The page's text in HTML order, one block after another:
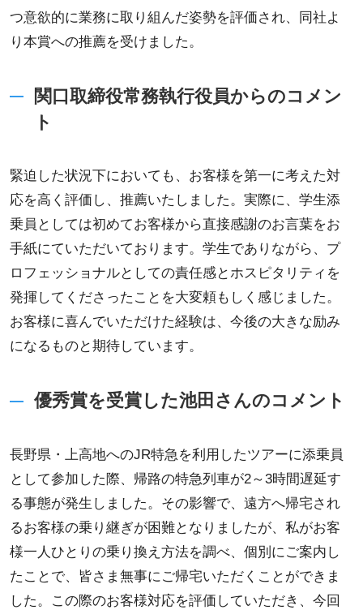
つ意欲的に業務に取り組んだ姿勢を評価され、同社よ
り本賞への推薦を受けました。
関口取締役常務執行役員からのコメン
ト
緊迫した状況下においても、お客様を第一に考えた対
応を高く評価し、推薦いたしました。実際に、学生添
乗員としては初めてお客様から直接感謝のお言葉をお
手紙にていただいております。学生でありながら、プ
ロフェッショナルとしての責任感とホスピタリティを
発揮してくださったことを大変頼もしく感じました。
お客様に喜んでいただけた経験は、今後の大きな励み
になるものと期待しています。
優秀賞を受賞した池田さんのコメント
長野県・上高地へのJR特急を利用したツアーに添乗員
として参加した際、帰路の特急列車が2～3時間遅延す
る事態が発生しました。その影響で、遠方へ帰宅され
るお客様の乗り継ぎが困難となりましたが、私がお客
様一人ひとりの乗り換え方法を調べ、個別にご案内し
たことで、皆さま無事にご帰宅いただくことができま
した。この際のお客様対応を評価していただき、今回